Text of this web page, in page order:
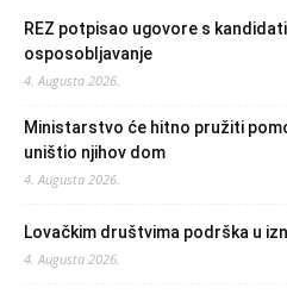
REZ potpisao ugovore s
osposobljavanje
4. Augusta 2026.
Ministarstvo će hitno pružiti
uništio njihov dom
4. Augusta 2026.
Lovačkim društvima podrška u
4. Augusta 2026.